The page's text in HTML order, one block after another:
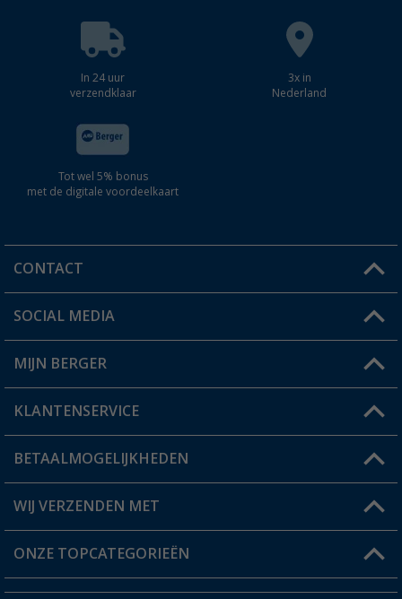
In 24 uur
verzendklaar
3x in
Nederland
Tot wel 5% bonus
met de digitale voordeelkaart
CONTACT
Een vraag?
Winkel vinden
SOCIAL MEDIA
MIJN BERGER
Mijn account
Status bestelling
Verlanglijstje
KLANTENSERVICE
FAQ & Contact
Verzendinformatie
Catalogus
BETAALMOGELIJKHEDEN
WIJ VERZENDEN MET
ONZE TOPCATEGORIEËN